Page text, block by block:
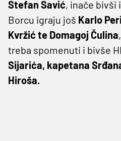
Stefan Savić, inače bivši
Borcu igraju još Karlo
Kvržić te Domagoj Čulina
treba spomenuti i bivše
Sijarića, kapetana
Hiroša.